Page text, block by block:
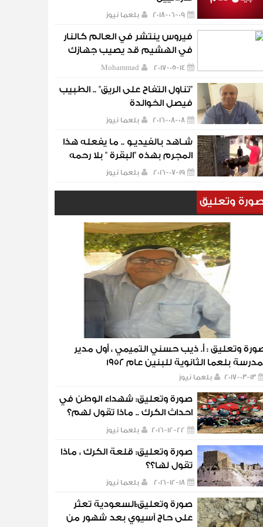
بلعما نيوز 2018-06-09
فيروس ينتشر في العالم كالنار
في الهشيم قد يصيب جهازك
ويدمر كل ما تملكه وهذا هو
Mohammad 2017-05-14
"تناول التفاح على الريق" .. الطبيب
فيصل الخوالدة
بلعما نيوز 2016-08-08
شـاهد بالفيديـو .. ما يفعله هذا
المجرم بهذه "البقرة " بلا رحمه
بلعما نيوز 2016-07-19
وتعليق
وتعليق : أ. ذيب حسني التميمي ، أول مدير
بلعما الثانوية للبنين عام 1952
بلعما نيوز 2017-03-13
صورة وتعليق: شهداء الوطن في
احداث الكرك .. ماذا تقول لهم؟
بلعما نيوز 2016-12-22
صورة وتعليق: قلعة الكرك ، ماذا
تقول لها؟؟
بلعما نيوز 2016-12-18
صورة وتعليق:السعودية تعثر
على حاج آسيوي بعد شهور من